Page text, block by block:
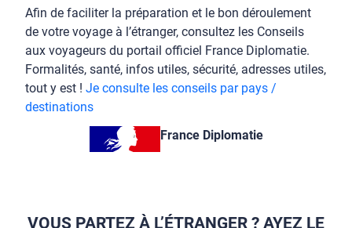
de votre voyage à l’étranger, consultez les Conseils
aux voyageurs du portail officiel France Diplomatie.
Formalités, santé, infos utiles, sécurité, adresses utiles,
tout y est ! Je consulte les conseils par pays /
destinations